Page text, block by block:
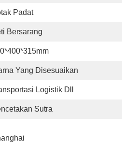
Padat
Bersarang
Yang Disesuaikan
Logistik Dll
Sutra